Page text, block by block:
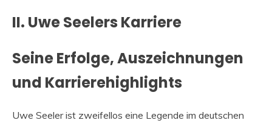
II. Uwe Seelers Karriere
Seine Erfolge, Auszeichnungen
und Karrierehighlights
Uwe Seeler ist zweifellos eine Legende im deutschen